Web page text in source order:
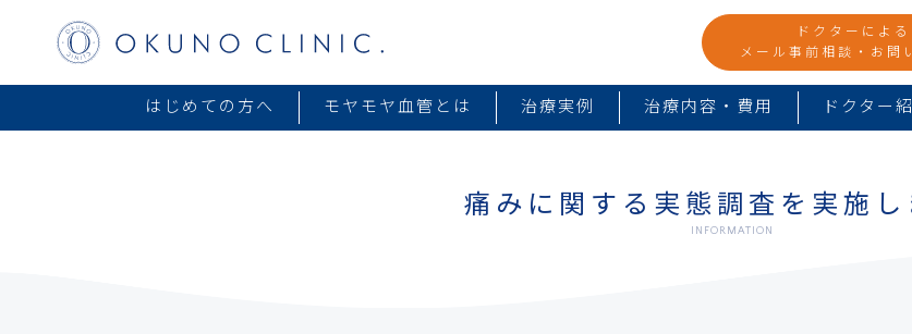
ドクターによる
メール事前相談・お問
はじめての方へ モヤモヤ血管とは 治療実例 治療内容・費用 ドクター
痛みに関する実態調査を実施し
INFORMATION